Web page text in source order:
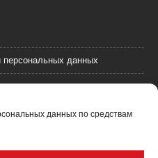
данных по средствам
персональных данных
данных